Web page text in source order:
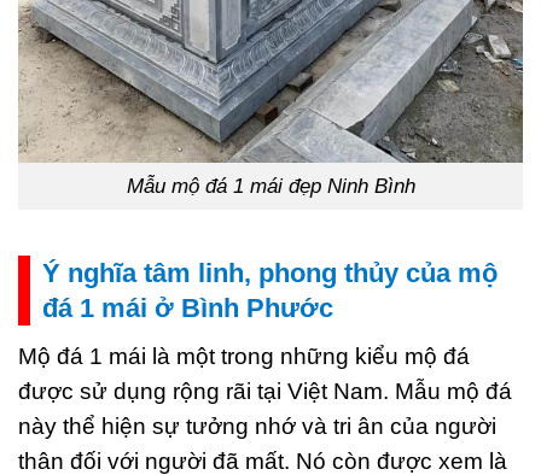
Mẫu mộ đá 1 mái đẹp Ninh Bình
Ý nghĩa tâm linh, phong thủy của mộ
đá 1 mái ở Bình Phước
Mộ đá 1 mái là một trong những kiểu mộ đá
được sử dụng rộng rãi tại Việt Nam. Mẫu mộ đá
này thể hiện sự tưởng nhớ và tri ân của người
thân đối với người đã mất. Nó còn được xem là